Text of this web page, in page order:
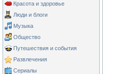
Красота и здоровье
Люди и блоги
Музыка
Общество
Путешествия и события
Развлечения
Сериалы